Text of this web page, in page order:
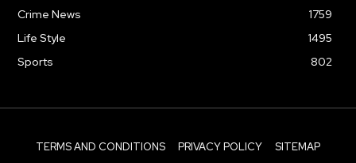
Crime News
1759
Life Style
1495
Sports
802
TERMS AND CONDITIONS PRIVACY POLICY SITEMAP